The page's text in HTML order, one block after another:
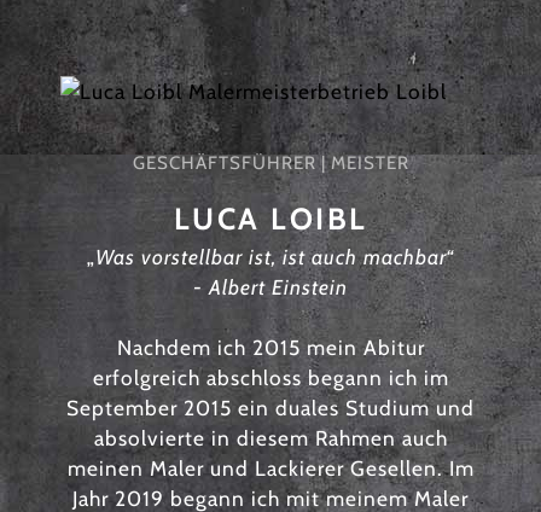
GESCHÄFTSFÜHRER | MEISTER
LUCA LOIBL
„Was vorstellbar ist, ist auch machbar“
- Albert Einstein
Nachdem ich 2015 mein Abitur
erfolgreich abschloss begann ich im
September 2015 ein duales Studium und
absolvierte in diesem Rahmen auch
meinen Maler und Lackierer Gesellen. Im
Jahr 2019 begann ich mit meinem Maler